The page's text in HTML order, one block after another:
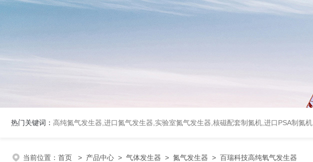
热门关键词： 高纯氮气发生器,进口氮气发生器,实验室氮气发生器,核磁配套制氮机,进口PSA制氮机
当前位置： 首页 > 产品中心 > 气体发生器 > 氮气发生器 > 百瑞科技高纯氧气发生器